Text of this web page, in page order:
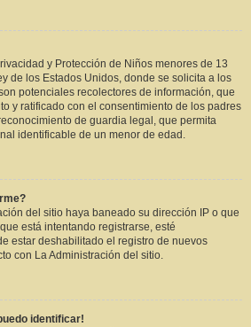
y Protección de Niños menores de 13
de los Estados Unidos, donde se solicita a los
potenciales recolectores de información, que
y ratificado con el consentimiento de los padres
de guardia legal, que permita
identificable de un menor de edad.
del sitio haya baneado su dirección IP o que
está intentando registrarse, esté
estar deshabilitado el registro de nuevos
con La Administración del sitio.
identificar!